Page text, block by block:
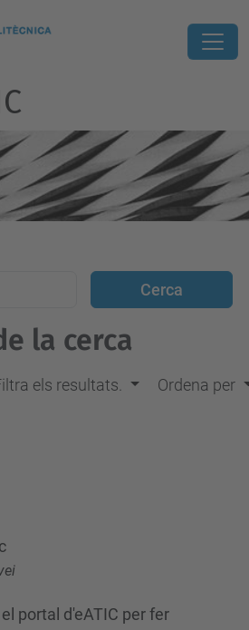
la cerca
els resultats. Ordena per
portal d'eATIC per fer